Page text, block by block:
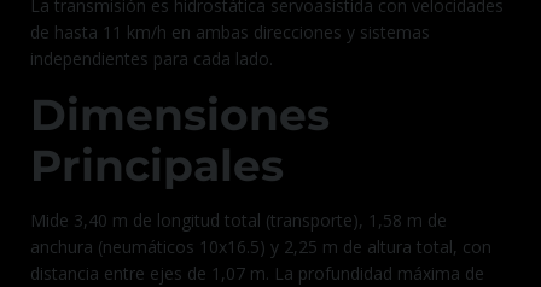
La transmisión es hidrostática servoasistida con velocidades
de hasta 11 km/h en ambas direcciones y sistemas
independientes para cada lado.
Dimensiones
Principales
Mide 3,40 m de longitud total (transporte), 1,58 m de
anchura (neumáticos 10x16.5) y 2,25 m de altura total, con
distancia entre ejes de 1,07 m. La profundidad máxima de